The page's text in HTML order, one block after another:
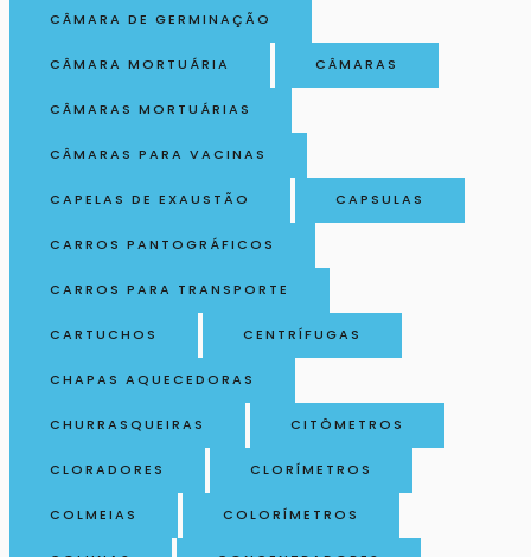
CÂMARA DE GERMINAÇÃO
CÂMARA MORTUÁRIA CÂMARAS
CÂMARAS MORTUÁRIAS
CÂMARAS PARA VACINAS
CAPELAS DE EXAUSTÃO CAPSULAS
CARROS PANTOGRÁFICOS
CARROS PARA TRANSPORTE
CARTUCHOS CENTRÍFUGAS
CHAPAS AQUECEDORAS
CHURRASQUEIRAS CITÔMETROS
CLORADORES CLORÍMETROS
COLMEIAS COLORÍMETROS